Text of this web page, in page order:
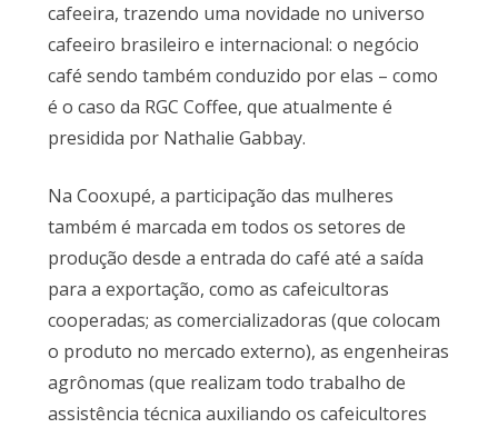
cafeeira, trazendo uma novidade no universo
cafeeiro brasileiro e internacional: o negócio
café sendo também conduzido por elas – como
é o caso da RGC Coffee, que atualmente é
presidida por Nathalie Gabbay.
Na Cooxupé, a participação das mulheres
também é marcada em todos os setores de
produção desde a entrada do café até a saída
para a exportação, como as cafeicultoras
cooperadas; as comercializadoras (que colocam
o produto no mercado externo), as engenheiras
agrônomas (que realizam todo trabalho de
assistência técnica auxiliando os cafeicultores